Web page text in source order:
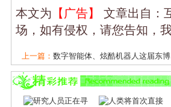
本文为 【广告】
文章出自：
场，如有侵权，请您告知，
上一篇： 数字智能体、炫酷机器人这届东博
下一篇：京东AI全景图落地：三大产品、